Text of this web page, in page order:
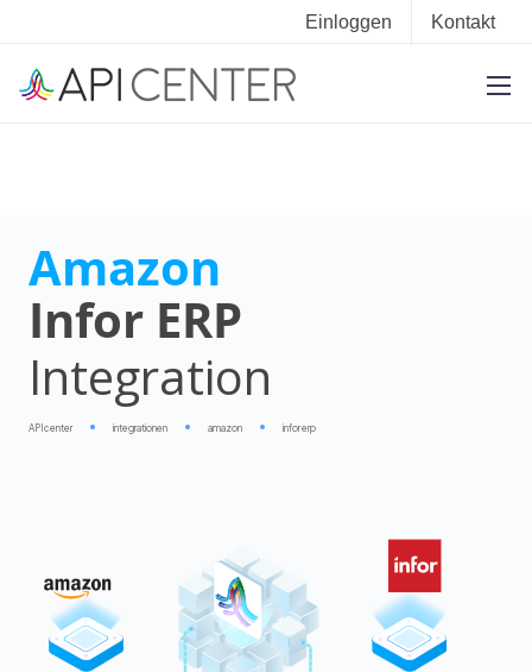
Einloggen Kontakt
Amazon
Infor ERP
Integration
APIcenter integrationen amazon infor erp